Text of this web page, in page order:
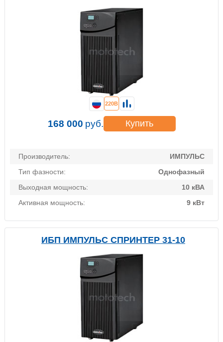
Производитель:
ИМПУЛЬС
Тип фазности:
Однофазный
Выходная мощность:
10 кВА
Активная мощность:
9 кВт
220В
168 000 руб. Купить
ИБП ИМПУЛЬС СПРИНТЕР 31-10